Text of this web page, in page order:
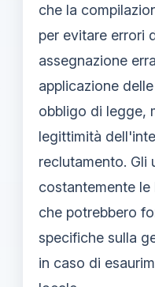
che la
per evitare errori
assegnazione
applicazione
obbligo di legge,
legittimità
reclutamento. Gli
costantemente le
che potrebbero
specifiche sulla
in caso di